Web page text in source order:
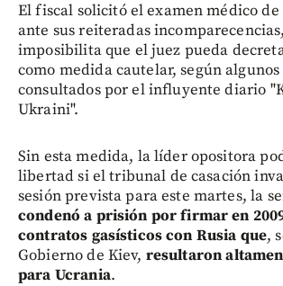
El fiscal solicitó el examen médico de
ante sus reiteradas
imposibilita que el juez pueda
como medida cautelar, según
consultados por el influyente diario
Ukraini".
Sin esta medida, la líder opositora
libertad si el tribunal de casación
sesión prevista para este martes, la
condenó a prisión por firmar en
contratos gasísticos con Rusia que,
Gobierno de Kiev, resultaron
para Ucrania.